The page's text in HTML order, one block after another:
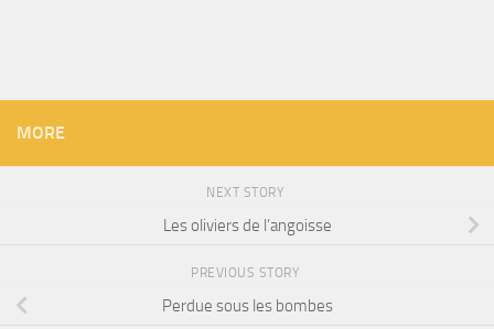
MORE
NEXT STORY
Les oliviers de l’angoisse
PREVIOUS STORY
Perdue sous les bombes